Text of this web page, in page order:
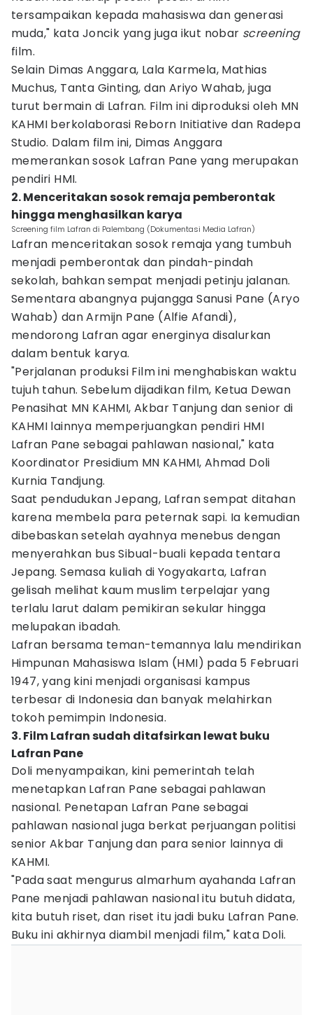
tersampaikan kepada mahasiswa dan generasi
muda," kata Joncik yang juga ikut nobar screening
film.
Selain Dimas Anggara, Lala Karmela, Mathias
Muchus, Tanta Ginting, dan Ariyo Wahab, juga
turut bermain di Lafran. Film ini diproduksi oleh MN
KAHMI berkolaborasi Reborn Initiative dan Radepa
Studio. Dalam film ini, Dimas Anggara
memerankan sosok Lafran Pane yang merupakan
pendiri HMI.
2. Menceritakan sosok remaja pemberontak
hingga menghasilkan karya
Screening film Lafran di Palembang (Dokumentasi Media Lafran)
Lafran menceritakan sosok remaja yang tumbuh
menjadi pemberontak dan pindah-pindah
sekolah, bahkan sempat menjadi petinju jalanan.
Sementara abangnya pujangga Sanusi Pane (Aryo
Wahab) dan Armijn Pane (Alfie Afandi),
mendorong Lafran agar energinya disalurkan
dalam bentuk karya.
"Perjalanan produksi Film ini menghabiskan waktu
tujuh tahun. Sebelum dijadikan film, Ketua Dewan
Penasihat MN KAHMI, Akbar Tanjung dan senior di
KAHMI lainnya memperjuangkan pendiri HMI
Lafran Pane sebagai pahlawan nasional," kata
Koordinator Presidium MN KAHMI, Ahmad Doli
Kurnia Tandjung.
Saat pendudukan Jepang, Lafran sempat ditahan
karena membela para peternak sapi. Ia kemudian
dibebaskan setelah ayahnya menebus dengan
menyerahkan bus Sibual-buali kepada tentara
Jepang. Semasa kuliah di Yogyakarta, Lafran
gelisah melihat kaum muslim terpelajar yang
terlalu larut dalam pemikiran sekular hingga
melupakan ibadah.
Lafran bersama teman-temannya lalu mendirikan
Himpunan Mahasiswa Islam (HMI) pada 5 Februari
1947, yang kini menjadi organisasi kampus
terbesar di Indonesia dan banyak melahirkan
tokoh pemimpin Indonesia.
3. Film Lafran sudah ditafsirkan lewat buku
Lafran Pane
Doli menyampaikan, kini pemerintah telah
menetapkan Lafran Pane sebagai pahlawan
nasional. Penetapan Lafran Pane sebagai
pahlawan nasional juga berkat perjuangan politisi
senior Akbar Tanjung dan para senior lainnya di
KAHMI.
"Pada saat mengurus almarhum ayahanda Lafran
Pane menjadi pahlawan nasional itu butuh didata,
kita butuh riset, dan riset itu jadi buku Lafran Pane.
Buku ini akhirnya diambil menjadi film," kata Doli.